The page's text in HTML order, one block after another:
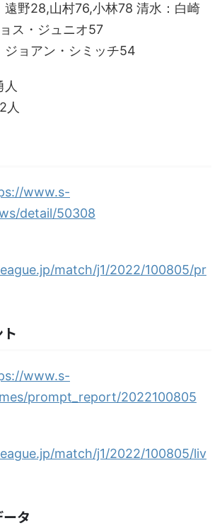
遠野28,山村76,小林78 清水：白崎
ス・ジュニオ57
ジョアン・シミッチ54
人
人
www.s-
detail/50308
match/j1/2022/100805/pr
www.s-
prompt_report/2022100805
match/j1/2022/100805/liv
タ